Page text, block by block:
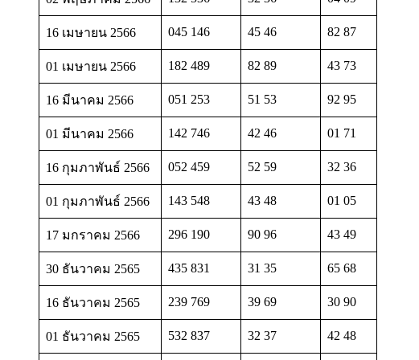
16 เมษายน 2566 045 146 45 46 82 87
01 เมษายน 2566 182 489 82 89 43 73
16 มีนาคม 2566 051 253 51 53 92 95
01 มีนาคม 2566 142 746 42 46 01 71
16 กุมภาพันธ์ 2566 052 459 52 59 32 36
01 กุมภาพันธ์ 2566 143 548 43 48 01 05
17 มกราคม 2566 296 190 90 96 43 49
30 ธันวาคม 2565 435 831 31 35 65 68
16 ธันวาคม 2565 239 769 39 69 30 90
01 ธันวาคม 2565 532 837 32 37 42 48